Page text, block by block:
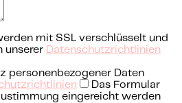
mit SSL verschlüsselt und
unserer Datenschutzrichtlinien
personenbezogener Daten
Das Formular
eingereicht werden